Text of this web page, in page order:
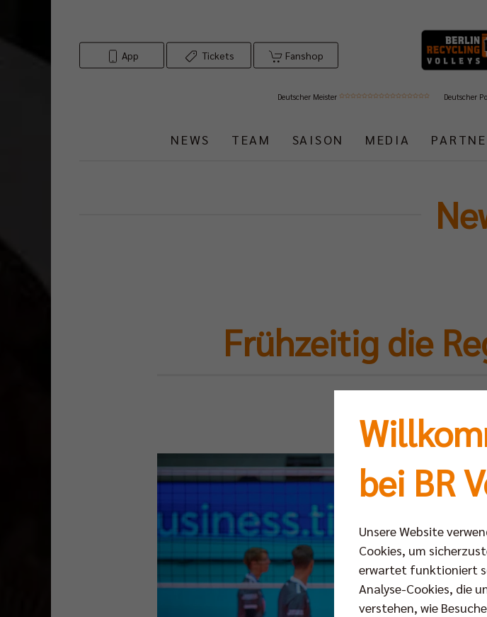
App Tickets Fanshop
Deutscher Meister Deutscher
NEWS TEAM SAISON MEDIA
Frühzeitig die
bei BR
Unsere Website
Cookies, um
erwartet funktioniert
Analyse-Cookies, die
verstehen, wie